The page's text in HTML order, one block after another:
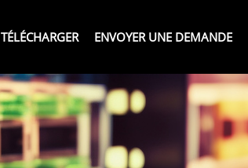
TÉLÉCHARGER ENVOYER UNE DEMANDE